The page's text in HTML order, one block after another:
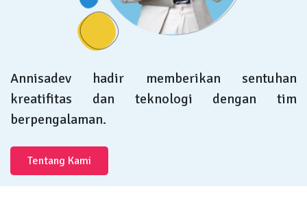
Annisadev hadir memberikan sentuhan
kreatifitas dan teknologi dengan tim
berpengalaman.
Tentang Kami